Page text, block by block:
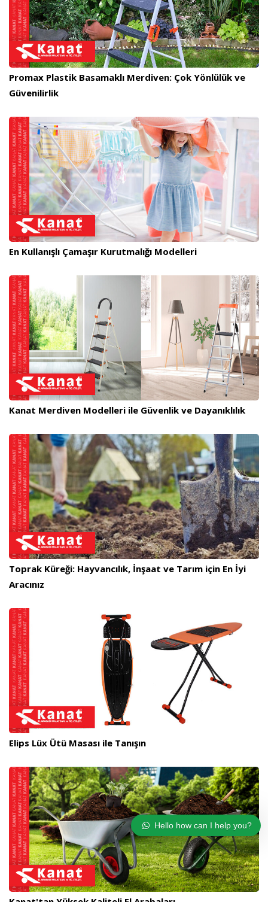
Promax Plastik Basamaklı Merdiven: Çok Yönlülük ve
Güvenilirlik
En Kullanışlı Çamaşır Kurutmalığı Modelleri
Kanat Merdiven Modelleri ile Güvenlik ve Dayanıklılık
Toprak Küreği: Hayvancılık, İnşaat ve Tarım için En İyi
Aracınız
Elips Lüx Ütü Masası ile Tanışın
Hello how can I help you?